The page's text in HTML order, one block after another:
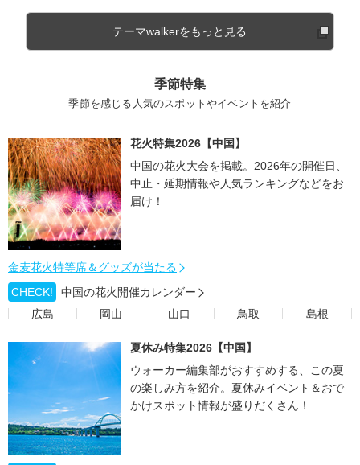
テーマwalkerをもっと見る
季節特集
季節を感じる人気のスポットやイベントを紹介
花火特集2026【中国】
中国の花火大会を掲載。2026年の開催日、
中止・延期情報や人気ランキングなどをお
届け！
金麦花火特等席＆グッズが当たる
CHECK!
中国の花火開催カレンダー
広島
岡山 山口 鳥取 島根
夏休み特集2026【中国】
ウォーカー編集部がおすすめする、この夏
の楽しみ方を紹介。夏休みイベント＆おで
かけスポット情報が盛りだくさん！